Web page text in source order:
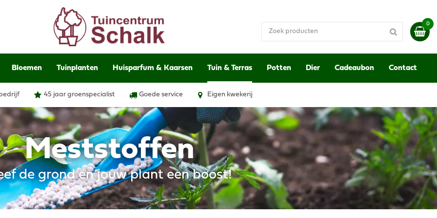
Meststoffen
de grond en jouw plant een boost!
Bloemen Tuinplanten Huisparfum & Kaarsen Tuin & Terras Potten Dier Cadeaubon Contact
45 jaar groenspecialist Goede service Eigen kwekerij